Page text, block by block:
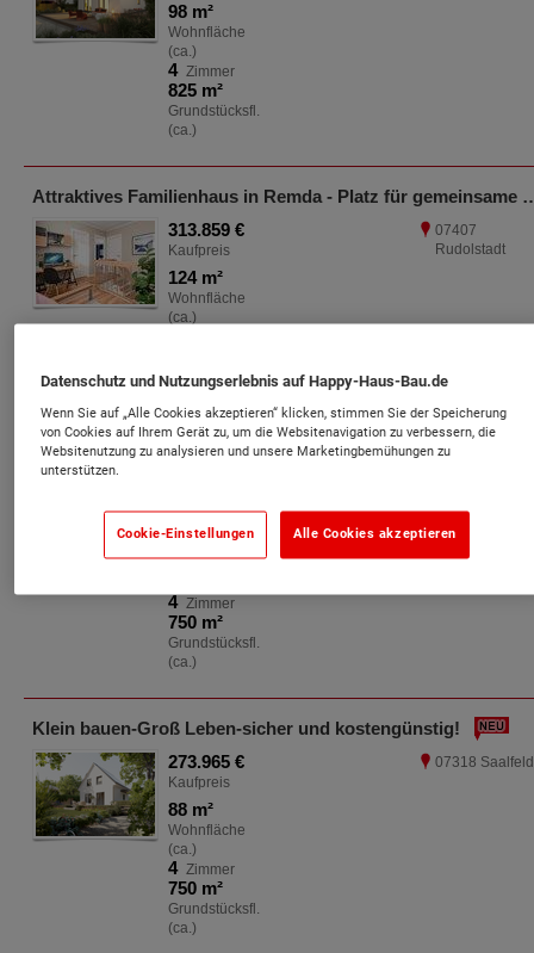
98 m²
Wohnfläche
(ca.)
4 Zimmer
825 m²
Grundstücksfl.
(ca.)
Attraktives Familienhaus in
313.859 €
Kaufpreis
124 m²
Wohnfläche
(ca.)
Grundstücksfl.
07407
Rudolstadt
Kaufpreis
124 m²
Wohnfläche
4 Zimmer
750 m²
Grundstücksfl.
(ca.)
Klein bauen-Groß Leben-sicher und kostengünstig!
273.965 €
Kaufpreis
88 m²
Wohnfläche
(ca.)
4 Zimmer
750 m²
Grundstücksfl.
(ca.)
07318 Saalfeld
Datenschutz und Nutzungserlebnis auf Happy-Haus-Bau.de
Wenn Sie auf „Alle Cookies akzeptieren“ klicken, stimmen Sie der Speicherung
von Cookies auf Ihrem Gerät zu, um die Websitenavigation zu verbessern, die
Websitenutzung zu analysieren und unsere Marketingbemühungen zu
unterstützen.
Cookie-Einstellungen Alle Cookies akzeptieren